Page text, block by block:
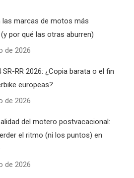
las marcas de motos más
por qué las otras aburren)
de 2026
RR 2026: ¿Copia barata o el fin
europeas?
de 2026
del motero postvacacional:
el ritmo (ni los puntos) en
de 2026